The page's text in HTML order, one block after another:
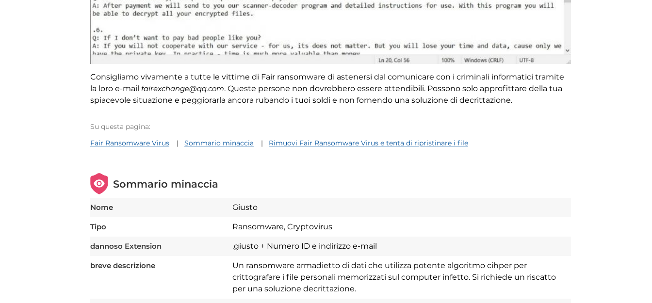
Consigliamo vivamente a tutte le vittime di Fair ransomware di astenersi dal comunicare con i criminali informatici tramite
la loro e-mail fairexchange@qq.com. Queste persone non dovrebbero essere attendibili. Possono solo approfittare della tua
spiacevole situazione e peggiorarla ancora rubando i tuoi soldi e non fornendo una soluzione di decrittazione.
Su questa pagina:
Fair Ransomware Virus
Sommario minaccia Rimuovi Fair Ransomware Virus e tenta di ripristinare i file
Sommario minaccia
Nome Giusto
Tipo Ransomware, Cryptovirus
dannoso Extension .giusto + Numero ID e indirizzo e-mail
breve descrizione
Un ransomware armadietto di dati che utilizza potente algoritmo cihper per
crittografare i file personali memorizzati sul computer infetto. Si richiede un riscatto
per una soluzione decrittazione.